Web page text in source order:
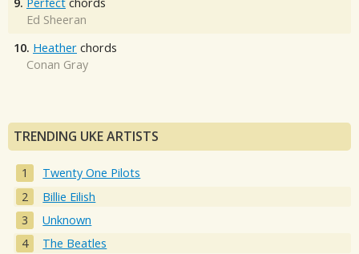
9. Perfect chords
Ed Sheeran
10. Heather chords
Conan Gray
TRENDING UKE ARTISTS
Twenty One Pilots
Billie Eilish
Unknown
The Beatles